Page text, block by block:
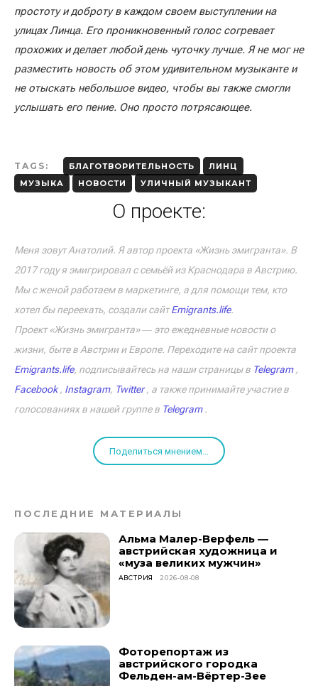
простоту и доброту в каждом своем выступлении на
улицах Линца. Его проникновенный голос согревает
прохожих и делает любой день чуточку лучше. Я не мог не
разместить новость об этом удивительном музыканте и
не отыскать небольшое видео, чтобы вы также смогли
услышать его пение. Оно просто потрясающее.
TAGS: БЛАГОТВОРИТЕЛЬНОСТЬ
ЛИНЦ
МУЗЫКА
НОВОСТИ УЛИЧНЫЙ МУЗЫКАНТ
О проекте:
Меня зовут Анатолий. Я автор проекта «Жизнь эмигранта». В
2017 году я эмигрировал с семьёй из Краснодара в Австрию.
Мы с женой работаем в маркетинге, а для помощи тем, кто
хотел бы переехать, создали сайтEmigrants.life.
Проект «Жизнь эмигранта» ― это ежедневные новости о
жизни, быте в Австрии и Европе. Переходите на сайт проекта
Emigrants.life, подписывайтесь на наши страницы в Telegram,
Facebook, Instagram, Twitter, а также принимайте участие в
голосованиях в нашей группе в Telegram.
Поделиться мнением...
ПОСЛЕДНИЕ МАТЕРИАЛЫ
Альма Малер-Верфель —
австрийская художница и
«муза великих мужчин»
АВСТРИЯ 2026-08-08
Фоторепортаж из
австрийского городка
Фельден-ам-Вёртер-Зее